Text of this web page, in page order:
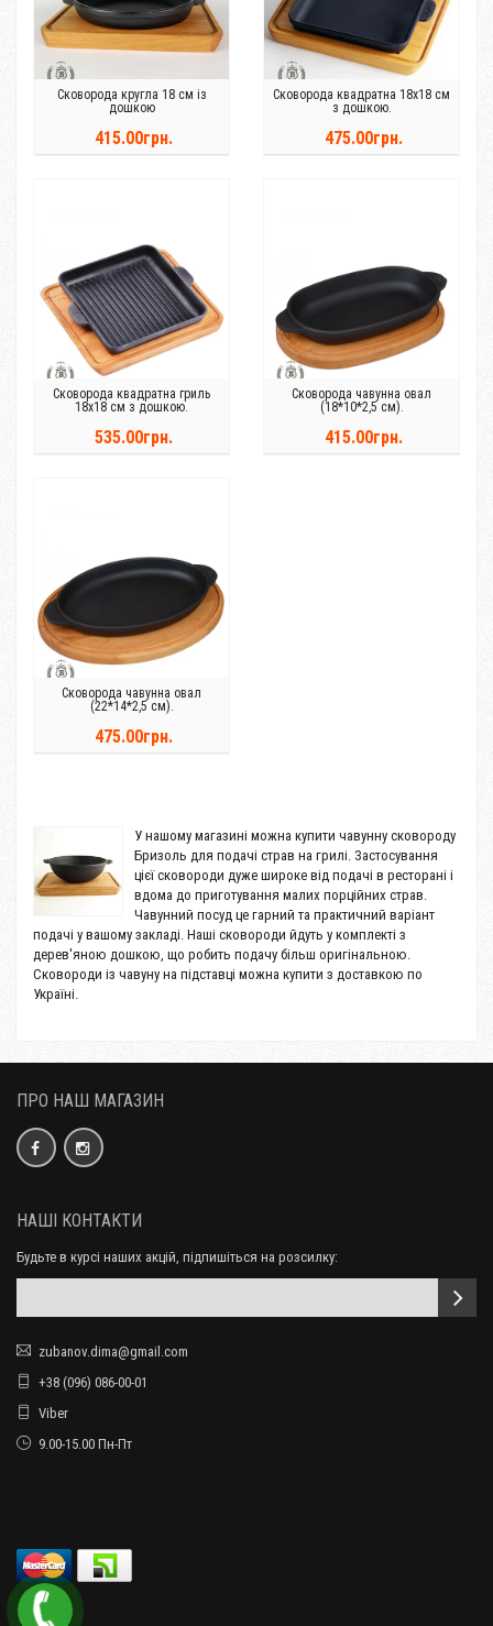
Сковорода кругла 18 см із
дошкою
415.00грн.
Сковорода квадратна 18х18 см
з дошкою.
475.00грн.
Сковорода квадратна гриль
18х18 см з дошкою.
535.00грн.
Сковорода чавунна овал
(18*10*2,5 см).
415.00грн.
Сковорода чавунна овал
(22*14*2,5 см).
475.00грн.
У нашому магазині можна купити чавунну сковороду
Бризоль для подачі страв на грилі. Застосування
цієї сковороди дуже широке від подачі в ресторані і
вдома до приготування малих порційних страв.
Чавунний посуд це гарний та практичний варіант
подачі у вашому закладі. Наші сковороди йдуть у комплекті з
дерев'яною дошкою, що робить подачу більш оригінальною.
Сковороди із чавуну на підставці можна купити з доставкою по
Україні.
ПРО НАШ МАГАЗИН
НАШІ КОНТАКТИ
Будьте в курсі наших акцій, підпишіться на розсилку:
zubanov.dima@gmail.com
+38 (096) 086-00-01
Viber
9.00-15.00 Пн-Пт